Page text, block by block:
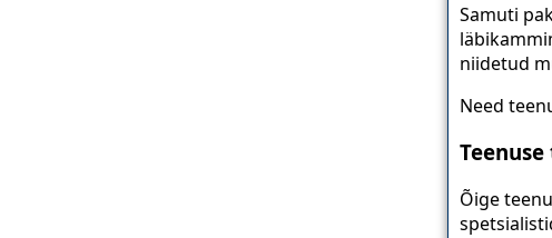
Samuti
niidetud
Need
Õige